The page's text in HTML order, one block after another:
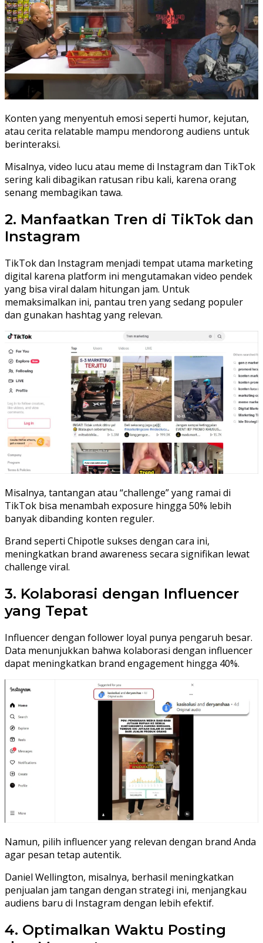
Konten yang menyentuh emosi seperti humor, kejutan,
atau cerita relatable mampu mendorong audiens untuk
berinteraksi.
Misalnya, video lucu atau meme di Instagram dan TikTok
sering kali dibagikan ratusan ribu kali, karena orang
senang membagikan tawa.
2. Manfaatkan Tren di TikTok dan
Instagram
TikTok dan Instagram menjadi tempat utama marketing
digital karena platform ini mengutamakan video pendek
yang bisa viral dalam hitungan jam. Untuk
memaksimalkan ini, pantau tren yang sedang populer
dan gunakan hashtag yang relevan.
Misalnya, tantangan atau “challenge” yang ramai di
TikTok bisa menambah exposure hingga 50% lebih
banyak dibanding konten reguler.
Brand seperti Chipotle sukses dengan cara ini,
meningkatkan brand awareness secara signifikan lewat
challenge viral.
3. Kolaborasi dengan Influencer
yang Tepat
Influencer dengan follower loyal punya pengaruh besar.
Data menunjukkan bahwa kolaborasi dengan influencer
dapat meningkatkan brand engagement hingga 40%.
Namun, pilih influencer yang relevan dengan brand Anda
agar pesan tetap autentik.
Daniel Wellington, misalnya, berhasil meningkatkan
penjualan jam tangan dengan strategi ini, menjangkau
audiens baru di Instagram dengan lebih efektif.
4. Optimalkan Waktu Posting